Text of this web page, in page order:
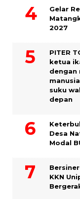
Gelar
2027
PITER
ketua
dengan
suku
depan
Desa
Modal
KKN